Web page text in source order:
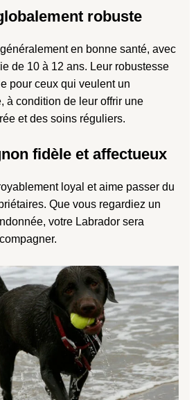
robuste
en bonne santé, avec
de 10 à 12 ans. Leur robustesse
pour ceux qui veulent un
à condition de leur offrir une
et des soins réguliers.
fidèle et affectueux
loyal et aime passer du
Que vous regardiez un
votre Labrador sera